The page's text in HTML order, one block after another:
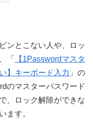
ンとこない人や、ロッ
「
【1Passwordマスタ
】キーボード入力 」の
のマスターパスワード
、ロック解除ができな
ます。